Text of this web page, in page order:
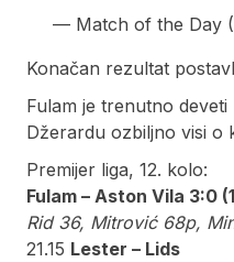
— Match of the Day
Konačan rezultat
Fulam je trenutno
Džerardu ozbiljno visi o
Premijer liga, 12. kolo:
Fulam – Aston Vila 3:0
Rid 36, Mitrović 68p,
21.15 Lester – Lids